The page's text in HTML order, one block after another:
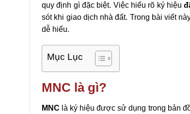
quy định gì đặc biệt. Việc hiểu rõ ký hiệu
sót khi giao dịch nhà đất. Trong bài viết
dễ hiểu.
Mục Lục
MNC là gì?
MNC là ký hiệu được sử dụng trong bản